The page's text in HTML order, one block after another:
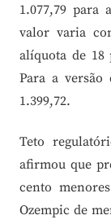
1.077,79 para
valor varia
alíquota de 18
Para a
1.399,72.
Teto
afirmou que
cento
Ozempic de